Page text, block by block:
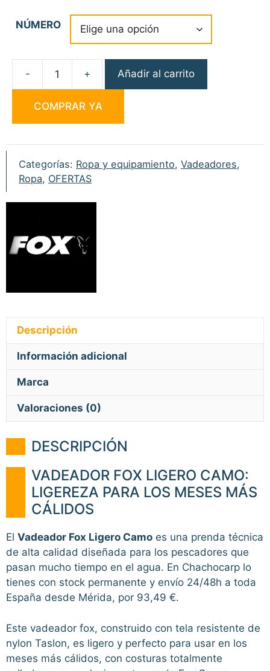
NÚMERO
Vadeador
Ligero
Camo
Añadir al carrito
COMPRAR YA
Categorías: Ropa y equipamiento, Vadeadores,
Ropa, OFERTAS
Descripción
Información adicional
Marca
Valoraciones (0)
DESCRIPCIÓN
VADEADOR FOX LIGERO CAMO:
LIGEREZA PARA LOS MESES MÁS
CÁLIDOS
El Vadeador Fox Ligero Camo es una prenda técnica
de alta calidad diseñada para los pescadores que
pasan mucho tiempo en el agua. En Chachocarp lo
tienes con stock permanente y envío 24/48h a toda
España desde Mérida, por 93,49 €.
Este vadeador fox, construido con tela resistente de
nylon Taslon, es ligero y perfecto para usar en los
meses más cálidos, con costuras totalmente